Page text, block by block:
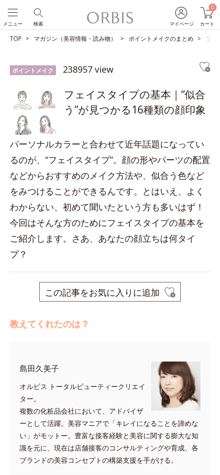
マイページ
0
カート
検索
メニュー
TOP マガジン（美容情報・読み物） ポイントメイクのまとめ フェ
ポイントメイク 238957 view
フェイスタイプの基本｜“似合
う”が見つかる16種類の顔印象
パーソナルカラーと合わせて近年話題になってい
るのが、“フェイスタイプ”。顔の形やパーツの配置
などからおすすめのメイク方法や、似合う色など
をみつけることができるんです。とはいえ、よく
わからない、初めて聞いたという方も多いはず！
今回はそんな方のためにフェイスタイプの基本を
ご紹介します。さあ、あなたの顔立ちは何タイ
プ？
この記事をお気に入りに追加
教えてくれたのは？
島田久美子
オルビス トータルビューティークリエイ
ター。
複数の化粧品会社において、アドバイザ
ーとして活躍。美容マニアで「キレイになることを諦めな
い」がモットー。豊富な接客経験と美容に関する膨大な知
識を元に、現在は店舗接客のコンサルティングや育成、各
ブランドの美容コンセプトの構築支援を手がける。